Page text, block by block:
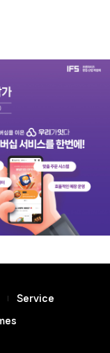
Service